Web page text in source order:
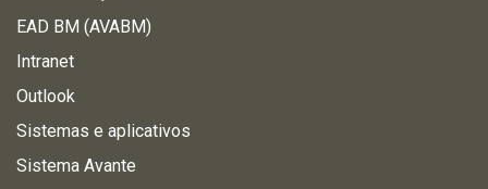
EAD BM (AVABM)
Intranet
Outlook
Sistemas e aplicativos
Sistema Avante